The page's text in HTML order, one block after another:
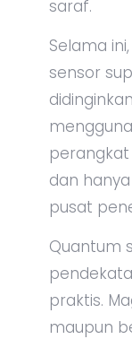
saraf.
Selama
sensor
dan
pusat
Quantum
praktis.
maupun